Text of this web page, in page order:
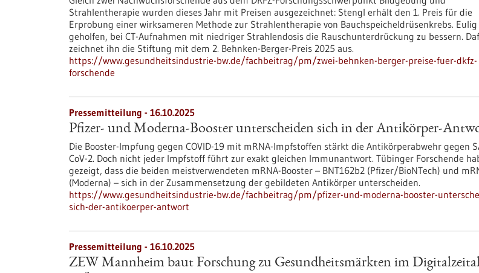
Strahlentherapie wurden dieses Jahr mit Preisen ausgezeichnet: Stengl erhält den 1. Preis für die
Erprobung einer wirksameren Methode zur Strahlentherapie von Bauchspeicheldrüsenkrebs.
geholfen, bei CT-Aufnahmen mit niedriger Strahlendosis die Rauschunterdrückung zu bessern.
zeichnet ihn die Stiftung mit dem 2. Behnken-Berger-Preis 2025 aus.
https://www.gesundheitsindustrie-bw.de/fachbeitrag/pm/zwei-behnken-berger-preise-fuer-dkfz-
forschende
Pressemitteilung - 16.10.2025
Pfizer- und Moderna-Booster unterscheiden sich in der Antikörper-
Die Booster-Impfung gegen COVID-19 mit mRNA-Impfstoffen stärkt die Antikörperabwehr gegen
CoV-2. Doch nicht jeder Impfstoff führt zur exakt gleichen Immunantwort. Tübinger Forschende
gezeigt, dass die beiden meistverwendeten mRNA-Booster – BNT162b2 (Pfizer/BioNTech) und
(Moderna) – sich in der Zusammensetzung der gebildeten Antikörper unterscheiden.
https://www.gesundheitsindustrie-bw.de/fachbeitrag/pm/pfizer-und-moderna-booster-
sich-der-antikoerper-antwort
Pressemitteilung - 16.10.2025
ZEW Mannheim baut Forschung zu Gesundheitsmärkten im